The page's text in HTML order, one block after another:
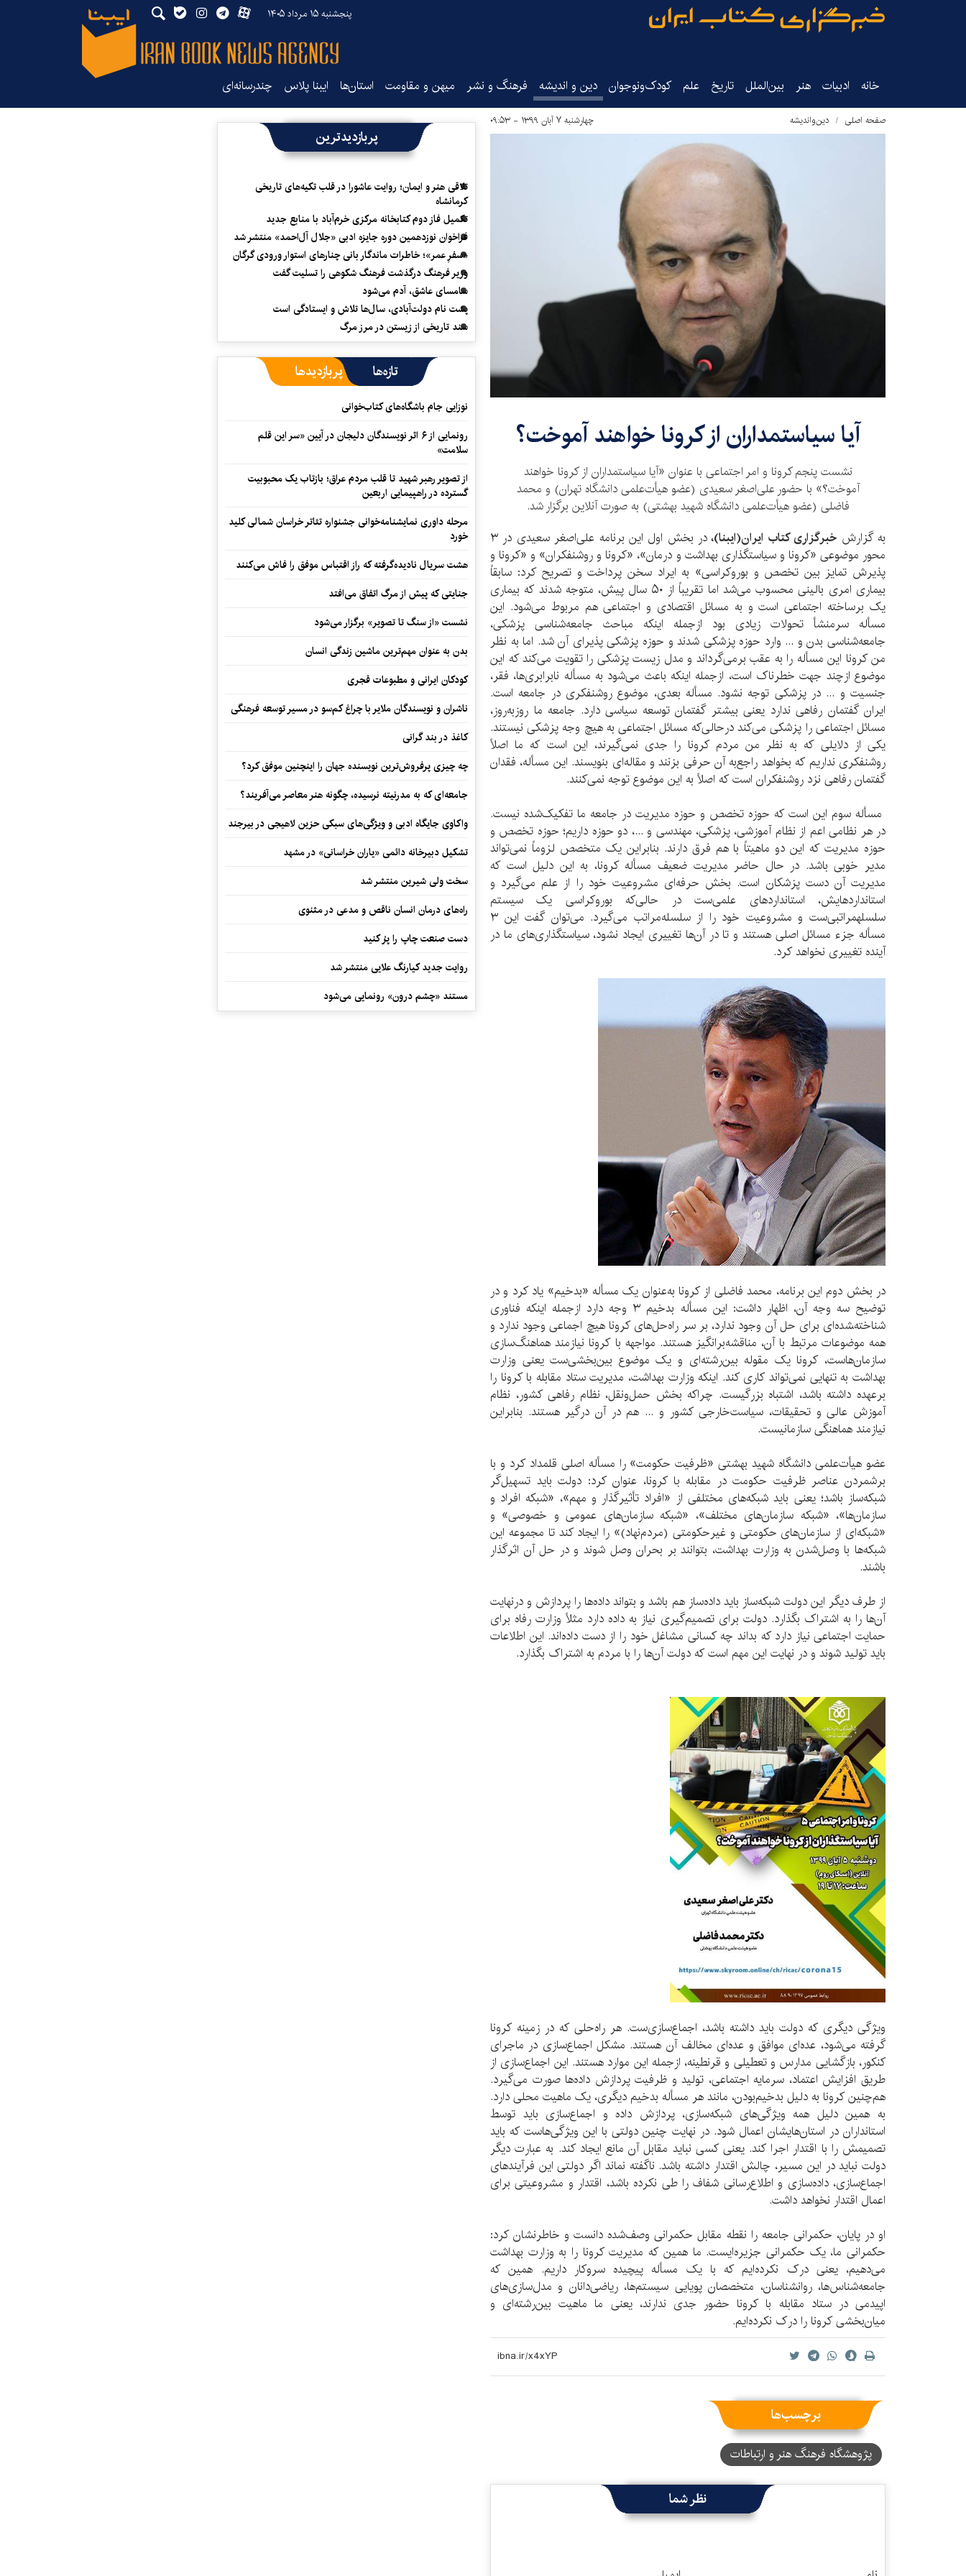
پنجشنبه ۱۵ مرداد ۱۴۰۵
خانه ادبیات هنر بین‌الملل تاریخ‌ علم کودک‌ونوجوان دین و اندیشه فرهنگ و نشر میهن و مقاومت استان‌ها ایبنا پلاس چندرسانه‌ای
صفحه اصلی دین‌واندیشه چهارشنبه ۷ آبان ۱۳۹۹ - ۰۹:۵۳
آیا سیاستمداران از کرونا خواهند آموخت؟
نشست پنجم کرونا و امر اجتماعی با عنوان «آیا سیاستمداران از کرونا خواهند
آموخت؟» با حضور علی‌اصغر سعیدی (عضو هیأت‌علمی دانشگاه تهران) و محمد
فاضلی (عضو هیأت‌علمی دانشگاه شهید بهشتی) به صورت آنلاین برگزار شد.
به گزارش خبرگزاری کتاب ایران(ایبنا)،
در بخش اول این برنامه علی‌اصغر سعیدی در ۳
محور موضوعی «کرونا و سیاستگذاری بهداشت و درمان»، «کرونا و روشنفکران» و «کرونا و
پذیرش تمایز بین تخصص و بوروکراسی» به ایراد سخن پرداخت و تصریح کرد: سابقاً
بیماری امری بالینی محسوب می‌شد اما تقریباً از ۵۰ سال پیش، متوجه شدند که بیماری
یک برساخته اجتماعی است و به مسائل اقتصادی و اجتماعی هم مربوط می‌شود. این
مسأله سرمنشأ تحولات زیادی بود ازجمله اینکه مباحث جامعه‌شناسی پزشکی،
جامعه‌شناسی بدن و ... وارد حوزه پزشکی شدند و حوزه پزشکی پذیرای آن شد. اما به نظر
من کرونا این مسأله را به عقب برمی‌گرداند و مدل زیست پزشکی را تقویت می‌کند که این
موضوع ازچند جهت خطرناک است، ازجمله اینکه باعث می‌شود به مسأله نابرابری‌ها، فقر،
جنسیت و ... در پزشکی توجه نشود. مسأله بعدی، موضوع روشنفکری در جامعه است.
ایران گفتمان رفاهی ندارد یعنی بیشتر گفتمان توسعه سیاسی دارد. جامعه ما روزبه‌روز،
مسائل اجتماعی را پزشکی می‌کند درحالی‌که مسائل اجتماعی به هیچ وجه پزشکی نیستند.
یکی از دلایلی که به نظر من مردم کرونا را جدی نمی‌گیرند، این است که ما اصلاً
روشنفکری نداریم که بخواهد راجع‌به آن حرفی بزنند و مقاله‌ای بنویسند. این مسأله، فقدان
گفتمان رفاهی نزد روشنفکران است که اصلاً به این موضوع توجه نمی‌کنند.
مسأله سوم این است که حوزه تخصص و حوزه مدیریت در جامعه ما تفکیک‌شده نیست.
در هر نظامی اعم از نظام آموزشی، پزشکی، مهندسی و ...، دو حوزه داریم؛ حوزه تخصص و
حوزه مدیریت که این دو ماهیتاً با هم فرق دارند. بنابراین یک متخصص لزوماً نمی‌تواند
مدیر خوبی باشد. در حال حاضر مدیریت ضعیف مسأله کرونا، به این دلیل است که
مدیریت آن دست پزشکان است. بخش حرفه‌ای مشروعیت خود را از علم می‌گیرد و
استانداردهایش، استانداردهای علمی‌ست در حالی‌که بوروکراسی یک سیستم
سلسله‎مراتبی‌ست و مشروعیت خود را از سلسله‌مراتب می‌گیرد. می‌توان گفت این ۳
مسأله جزء مسائل اصلی هستند و تا در آن‌ها تغییری ایجاد نشود، سیاستگذاری‌های ما در
آینده تغییری نخواهد کرد.
در بخش دوم این برنامه، محمد فاضلی از کرونا به‌عنوان یک مسأله «بدخیم» یاد کرد و در
توضیح سه وجه آن، اظهار داشت: این مسأله بدخیم ۳ وجه دارد ازجمله اینکه فناوری
شناخته‌‍شده‌ای برای حل آن وجود ندارد، بر سر راه‌حل‌های کرونا هیچ اجماعی وجود ندارد و
همه موضوعات مرتبط با آن، مناقشه‌برانگیز هستند. مواجهه با کرونا نیازمند هماهنگ‌سازی
سازمان‌هاست، کرونا یک مقوله بین‌رشته‌ای و یک موضوع بین‌بخشی‌ست یعنی وزارت
بهداشت به تنهایی نمی‌تواند کاری کند. اینکه وزارت بهداشت، مدیریت ستاد مقابله با کرونا را
برعهده داشته باشد، اشتباه بزرگیست. چراکه بخش حمل‌ونقل، نظام رفاهی کشور، نظام
آموزش عالی و تحقیقات، سیاست‌خارجی کشور و ... هم در آن درگیر هستند. بنابراین
نیازمند هماهنگی سازمانیست.
عضو هیأت‌علمی دانشگاه شهید بهشتی «ظرفیت حکومت» را مسأله اصلی قلمداد کرد و با
برشمردن عناصر ظرفیت حکومت در مقابله با کرونا، عنوان کرد: دولت باید تسهیل‌گر
شبکه‌ساز باشد؛ یعنی باید شبکه‌های مختلفی از «افراد تأثیرگذار و مهم»، «شبکه افراد و
سازمان‌ها»، «شبکه سازمان‌های مختلف»، «شبکه سازمان‌های عمومی و خصوصی» و
«شبکه‌ای از سازمان‌های حکومتی و غیرحکومتی (مردم‌نهاد)» را ایجاد کند تا مجموعه این
شبکه‌ها با وصل‌شدن به وزارت بهداشت، بتوانند بر بحران وصل شوند و در حل آن اثرگذار
باشند.
از طرف دیگر این دولت شبکه‌ساز باید داده‌ساز هم باشد و بتواند داده‌ها را پردازش و درنهایت
آن‌ها را به اشتراک بگذارد. دولت برای تصمیم‌گیری نیاز به داده دارد مثلاً وزارت رفاه برای
حمایت اجتماعی نیاز دارد که بداند چه کسانی مشاغل خود را از دست داده‌اند. این اطلاعات
باید تولید شوند و در نهایت این مهم است که دولت آن‌ها را با مردم به اشتراک بگذارد.
ویژگی دیگری که دولت باید داشته باشد، اجماع‌سازی‌ست. هر راه‌حلی که در زمینه کرونا
گرفته می‌شود، عده‌ای موافق و عده‌ای مخالف آن هستند. مشکل اجماع‌سازی در ماجرای
کنکور، بازگشایی مدارس و تعطیلی و قرنطینه، ازجمله این موارد هستند. این اجماع‌سازی از
طریق افزایش اعتماد، سرمایه اجتماعی، تولید و ظرفیت پردازش داده‌ها صورت می‌گیرد.
هم‌چنین کرونا به دلیل بدخیم‌بودن، مانند هر مسأله بدخیم دیگری، یک ماهیت محلی دارد.
به همین دلیل همه ویژگی‌های شبکه‌سازی، پردازش داده و اجماع‌سازی باید توسط
استانداران در استان‌هایشان اعمال شود. در نهایت چنین دولتی با این ویژگی‌هاست که باید
تصمیمش را با اقتدار اجرا کند. یعنی کسی نباید مقابل آن مانع ایجاد کند. به عبارت دیگر
دولت نباید در این مسیر، چالش اقتدار داشته باشد. ناگفته نماند اگر دولتی این فرآیندهای
اجماع‌سازی، داده‌سازی و اطلاع‌رسانی شفاف را طی نکرده باشد، اقتدار و مشروعیتی برای
اعمال اقتدار نخواهد داشت.
او در پایان، حکمرانی جامعه را نقطه مقابل حکمرانی وصف‌شده دانست و خاطرنشان کرد:
حکمرانی ما، یک حکمرانی جزیره‌‎ایست. ما همین که مدیریت کرونا را به وزارت بهداشت
می‌دهیم، یعنی درک نکرده‌ایم که با یک مسأله پیچیده سروکار داریم. همین که
جامعه‌شناس‌ها، روانشناسان، متخصصان پویایی سیستم‌ها، ریاضی‌دانان و مدل‌سازی‌های
اپیدمی در ستاد مقابله با کرونا حضور جدی ندارند، یعنی ما ماهیت بین‌رشته‌ای و
میان‌بخشی کرونا را درک نکرده‌ایم.
برچسب‌ها
پژوهشگاه فرهنگ هنر و ارتباطات
نظر شما
پربازدیدترین
تلاقی هنر و ایمان؛ روایت عاشورا در قلب تکیه‌های تاریخی
کرمانشاه
تکمیل فاز دوم کتابخانه مرکزی خرم‌آباد با منابع جدید
فراخوان نوزدهمین دوره جایزه ادبی «جلال آل‌احمد» منتشر شد
«سفرِ عمر»؛ خاطرات ماندگار بانی چنارهای استوار ورودی گرگان
وزیر فرهنگ درگذشت فرهنگ شکوهی را تسلیت گفت
سامسای عاشق، آدم می‌شود
پشت نام دولت‌آبادی، سال‌ها تلاش و ایستادگی است
سند تاریخی از زیستن در مرز مرگ
تازه‌ها پربازدیدها
نوزایی جام باشگاه‌های کتاب‌خوانی
رونمایی از ۶ اثر نویسندگان دلیجان در آیین «سر این قلم
سلامت»
از تصویر رهبر شهید تا قلب مردم عراق؛ بازتاب یک محبوبیت
گسترده در راهپیمایی اربعین
مرحله داوری نمایشنامه‌خوانی جشنواره تئاتر خراسان شمالی کلید
خورد
هشت سریال نادیده‌گرفته که راز اقتباس موفق را فاش می‌کنند
جنایتی که پیش از مرگ اتفاق می‌افتد
نشست «از سنگ تا تصویر» برگزار می‌شود
بدن به عنوان مهم‌ترین ماشین زندگی انسان
کودکان ایرانی و مطبوعات قجری
ناشران و نویسندگان ملایر با چراغ کم‌سو در مسیر توسعه فرهنگی
کاغذ در بند گرانی
چه چیزی پرفروش‌ترین نویسنده جهان را اینچنین موفق کرد؟
جامعه‌ای که به مدرنیته نرسیده، چگونه هنر معاصر می‌آفریند؟
واکاوی جایگاه ادبی و ویژگی‌های سبکی حزین لاهیجی در بیرجند
تشکیل دبیرخانه دائمی «یاران خراسانی» در مشهد
سخت ولی شیرین منتشر شد
راه‌های درمان انسان ناقص و مدعی در مثنوی
دست صنعت چاپ را پرُ کنید
روایت جدید کیارنگ علایی منتشر شد
مستند «چشم درون» رونمایی می‌شود